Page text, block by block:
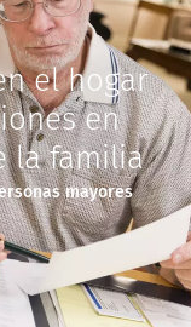
el hogar
en
la familia
mayores